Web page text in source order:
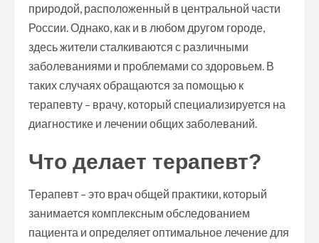
природой, расположенный в центральной части
России. Однако, как и в любом другом городе,
здесь жители сталкиваются с различными
заболеваниями и проблемами со здоровьем. В
таких случаях обращаются за помощью к
терапевту – врачу, который специализируется на
диагностике и лечении общих заболеваний.
Что делает терапевт?
Терапевт – это врач общей практики, который
занимается комплексным обследованием
пациента и определяет оптимальное лечение для